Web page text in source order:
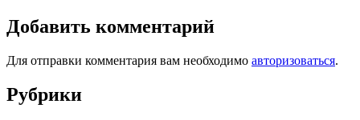
Добавить комментарий
Для отправки комментария вам необходимо авторизоваться.
Рубрики